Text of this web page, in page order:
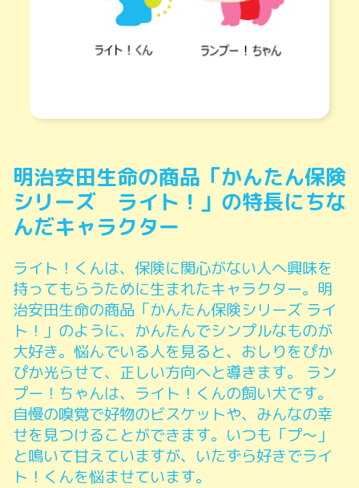
明治安田生命の商品「かんたん保険
シリーズ ライト！」の特長にちな
んだキャラクター
ライト！くんは、保険に関心がない人へ興味を
持ってもらうために生まれたキャラクター。明
治安田生命の商品「かんたん保険シリーズ ライ
ト！」のように、かんたんでシンプルなものが
大好き。悩んでいる人を見ると、おしりをぴか
ぴか光らせて、正しい方向へと導きます。 ラン
プー！ちゃんは、ライト！くんの飼い犬です。
自慢の嗅覚で好物のビスケットや、みんなの幸
せを見つけることができます。いつも「プ～」
と鳴いて甘えていますが、いたずら好きでライ
ト！くんを悩ませています。